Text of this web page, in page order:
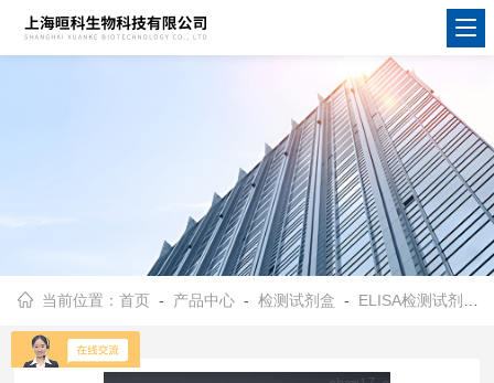
当前位置：首页 - 产品中心 -检测试剂盒 - ELISA检测试剂盒